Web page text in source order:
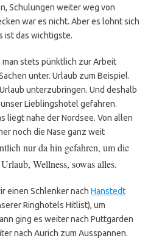
Schulungen weiter weg von
war es nicht. Aber es lohnt sich
ist das wichtigste.
man stets pünktlich zur Arbeit
unter. Urlaub zum Beispiel.
unterzubringen. Und deshalb
Lieblingshotel gefahren.
liegt nahe der Nordsee. Von allen
noch die Nase ganz weit
nur da hin gefahren, um die
Wellness, sowas alles.
einen Schlenker nach Hanstedt
Ringhotels Hitlist), um
ging es weiter nach Puttgarden
nach Aurich zum Ausspannen.